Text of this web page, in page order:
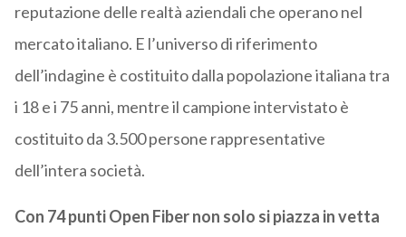
reputazione delle realtà aziendali che operano nel
mercato italiano. E l’universo di riferimento
dell’indagine è costituito dalla popolazione italiana tra
i 18 e i 75 anni, mentre il campione intervistato è
costituito da 3.500 persone rappresentative
dell’intera società.
Con 74 punti Open Fiber non solo si piazza in vetta